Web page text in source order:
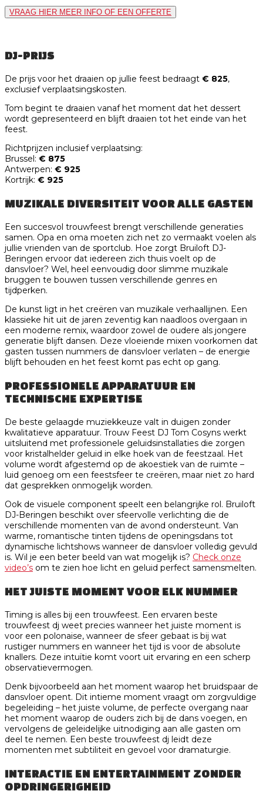
VRAAG HIER MEER INFO OF EEN OFFERTE
DJ-PRIJS
De prijs voor het draaien op jullie feest bedraagt € 825,
exclusief verplaatsingskosten.
Tom begint te draaien vanaf het moment dat het dessert
wordt gepresenteerd en blijft draaien tot het einde van het
feest.
Richtprijzen inclusief verplaatsing:
Brussel: € 875
Antwerpen: € 925
Kortrijk: € 925
MUZIKALE DIVERSITEIT VOOR ALLE GASTEN
Een succesvol trouwfeest brengt verschillende generaties
samen. Opa en oma moeten zich net zo vermaakt voelen als
jullie vrienden van de sportclub. Hoe zorgt Bruiloft DJ-
Beringen ervoor dat iedereen zich thuis voelt op de
dansvloer? Wel, heel eenvoudig door slimme muzikale
bruggen te bouwen tussen verschillende genres en
tijdperken.
De kunst ligt in het creëren van muzikale verhaallijnen. Een
klassieke hit uit de jaren zeventig kan naadloos overgaan in
een moderne remix, waardoor zowel de oudere als jongere
generatie blijft dansen. Deze vloeiende mixen voorkomen dat
gasten tussen nummers de dansvloer verlaten – de energie
blijft behouden en het feest komt pas echt op gang.
PROFESSIONELE APPARATUUR EN
TECHNISCHE EXPERTISE
De beste gelaagde muziekkeuze valt in duigen zonder
kwalitatieve apparatuur. Trouw Feest DJ Tom Cosyns werkt
uitsluitend met professionele geluidsinstallaties die zorgen
voor kristalhelder geluid in elke hoek van de feestzaal. Het
volume wordt afgestemd op de akoestiek van de ruimte –
luid genoeg om een feestsfeer te creëren, maar niet zo hard
dat gesprekken onmogelijk worden.
Ook de visuele component speelt een belangrijke rol. Bruiloft
DJ-Beringen beschikt over sfeervolle verlichting die de
verschillende momenten van de avond ondersteunt. Van
warme, romantische tinten tijdens de openingsdans tot
dynamische lichtshows wanneer de dansvloer volledig gevuld
is. Wil je een beter beeld van wat mogelijk is? Check onze
video’s om te zien hoe licht en geluid perfect samensmelten.
HET JUISTE MOMENT VOOR ELK NUMMER
Timing is alles bij een trouwfeest. Een ervaren beste
trouwfeest dj weet precies wanneer het juiste moment is
voor een polonaise, wanneer de sfeer gebaat is bij wat
rustiger nummers en wanneer het tijd is voor de absolute
knallers. Deze intuïtie komt voort uit ervaring en een scherp
observatievermogen.
Denk bijvoorbeeld aan het moment waarop het bruidspaar de
dansvloer opent. Dit intieme moment vraagt om zorgvuldige
begeleiding – het juiste volume, de perfecte overgang naar
het moment waarop de ouders zich bij de dans voegen, en
vervolgens de geleidelijke uitnodiging aan alle gasten om
deel te nemen. Een beste trouwfeest dj leidt deze
momenten met subtiliteit en gevoel voor dramaturgie.
INTERACTIE EN ENTERTAINMENT ZONDER
OPDRINGERIGHEID